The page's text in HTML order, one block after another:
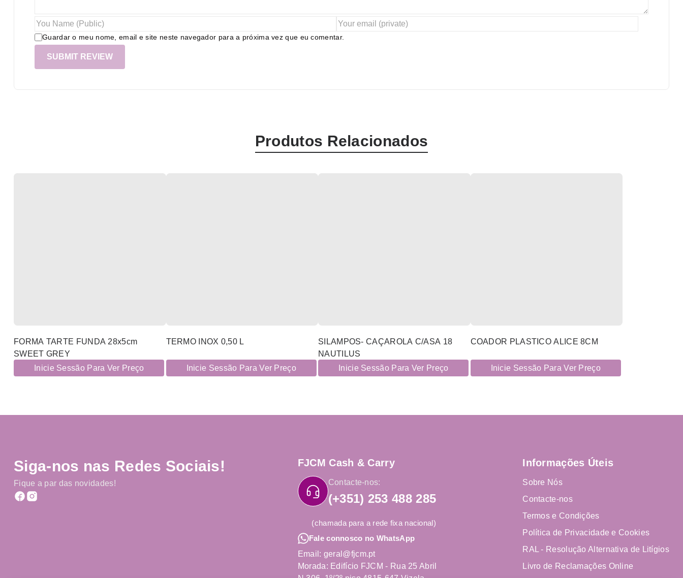
Guardar o meu nome, email e site neste navegador para a próxima vez que eu comentar.
Produtos Relacionados
FORMA TARTE FUNDA 28x5cm
SWEET GREY
Inicie Sessão Para Ver Preço
TERMO INOX 0,50 L
Inicie Sessão Para Ver Preço
SILAMPOS- CAÇAROLA C/ASA 18
NAUTILUS
Inicie Sessão Para Ver Preço
COADOR PLASTICO ALICE 8CM
Inicie Sessão Para Ver Preço
Siga-nos nas Redes Sociais!
Fique a par das novidades!
FJCM Cash & Carry
Contacte-nos:
(+351) 253 488 285
(chamada para a rede fixa nacional)
Fale connosco no WhatsApp
Email: geral@fjcm.pt
Morada: Edifício FJCM - Rua 25 Abril
Informações Úteis
Sobre Nós
Contacte-nos
Termos e Condições
Política de Privacidade e Cookies
RAL - Resolução Alternativa de Litígios
Livro de Reclamações Online